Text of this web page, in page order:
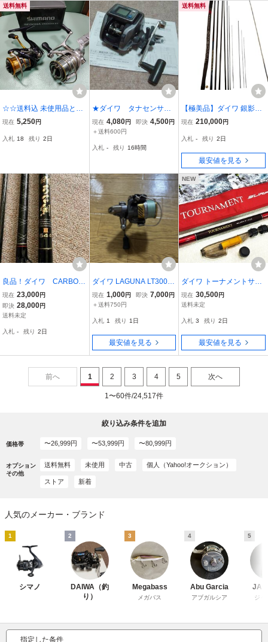
送料無料
☆☆送料込 未使用品と美
品のスピニングリール2台
現在 5,250円
入札 18 残り 2日
★ダイワ タナセンサー-
S 250DX早技 中古品★
現在 4,080円 即決 4,500円
＋送料600円
入札 - 残り 16時間
送料無料
【極美品】ダイワ 銀影競
技 スペシャル タイプS 90
にも★鮎竿 DAIWA SPEC
IAL TYPE S
現在 210,000円
入札 - 残り 2日
最安値を見る
良品！ダイワ CARBO
WHISKER POWERMESH
剛弓石鯛Ⅲ-544
現在 23,000円
即決 28,000円
送料未定
入札 - 残り 2日
ダイワ LAGUNA LT3000-
C
現在 1,000円 即決 7,000円
＋送料750円
入札 1 残り 1日
最安値を見る
NEW
ダイワ トーナメントサー
フT 33-425 極美品 稀少
定価￥67210- キス 遠投
シロギス カレイ DAIWA T
OURNAMENT SURF
現在 30,500円
送料未定
入札 3 残り 2日
最安値を見る
前へ 1 2 3 4 5 次へ
1〜60件/24,517件
絞り込み条件を追加
価格帯 〜26,999円 〜53,999円 〜80,999円
オプション
その他
送料無料 未使用 中古 個人（Yahoo!オークション）
ストア 新着
人気のメーカー・ブランド
1
シマノ
2
DAIWA（釣
り）
3
Megabass
メガバス
4
Abu Garcia
アブガルシア
5
ジャ
指定した条件